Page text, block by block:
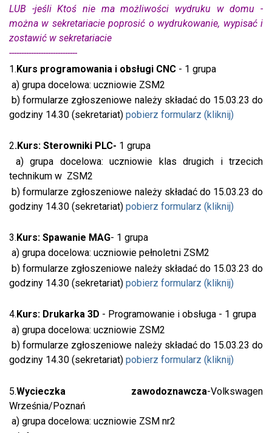
LUB -jeśli Ktoś nie ma możliwości wydruku w domu -
można w sekretariacie poprosić o wydrukowanie, wypisać i
zostawić w sekretariacie
----------------------------
1.Kurs programowania i obsługi CNC - 1 grupa
a) grupa docelowa: uczniowie ZSM2
b) formularze zgłoszeniowe należy składać do 15.03.23 do
godziny 14.30 (sekretariat) pobierz formularz (kliknij)
2.Kurs: Sterowniki PLC- 1 grupa
a) grupa docelowa: uczniowie klas drugich i trzecich
technikum w ZSM2
b) formularze zgłoszeniowe należy składać do 15.03.23 do
godziny 14.30 (sekretariat) pobierz formularz (kliknij)
3.Kurs: Spawanie MAG- 1 grupa
a) grupa docelowa: uczniowie pełnoletni ZSM2
b) formularze zgłoszeniowe należy składać do 15.03.23 do
godziny 14.30 (sekretariat) pobierz formularz (kliknij)
4. Kurs: Drukarka 3D - Programowanie i obsługa - 1 grupa
a) grupa docelowa: uczniowie ZSM2
b) formularze zgłoszeniowe należy składać do 15.03.23 do
godziny 14.30 (sekretariat) pobierz formularz (kliknij)
5.Wycieczka zawodoznawcza-Volkswagen
Września/Poznań
a) grupa docelowa: uczniowie ZSM nr2